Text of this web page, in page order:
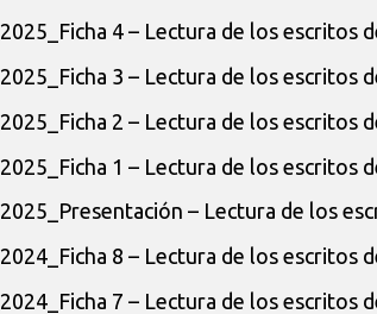
2025_Ficha 4 – Lectura de los escritos
2025_Ficha 3 – Lectura de los escritos
2025_Ficha 2 – Lectura de los escritos
2025_Ficha 1 – Lectura de los escritos
2025_Presentación – Lectura de los
2024_Ficha 8 – Lectura de los escritos
2024_Ficha 7 – Lectura de los escritos